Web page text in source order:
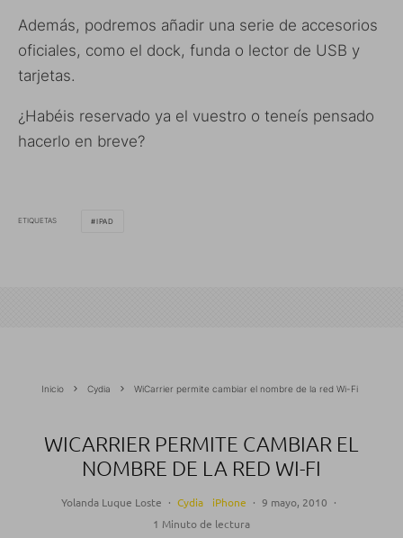
Además, podremos añadir una serie de accesorios
oficiales, como el dock, funda o lector de USB y
tarjetas.
¿Habéis reservado ya el vuestro o teneís pensado
hacerlo en breve?
ETIQUETAS IPAD
Inicio Cydia WiCarrier permite cambiar el nombre de la red Wi-Fi
WICARRIER PERMITE CAMBIAR EL
NOMBRE DE LA RED WI-FI
Yolanda Luque Loste · Cydia iPhone · 9 mayo, 2010 ·
1 Minuto de lectura